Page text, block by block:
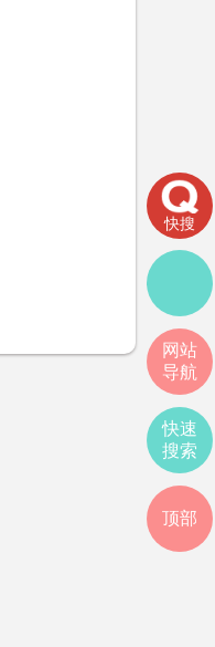
快搜
网站
导航
快速
搜索
顶部